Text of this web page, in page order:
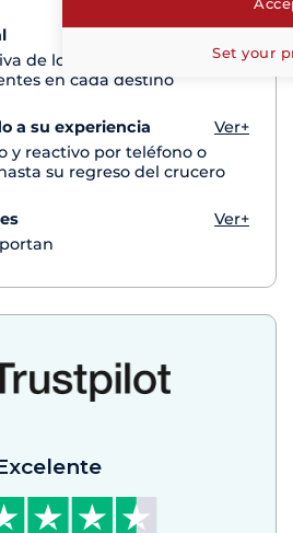
de los barcos de todos los
en cada destino
a su experiencia
Ver+
y reactivo por teléfono o
su regreso del crucero
Ver+
Set your